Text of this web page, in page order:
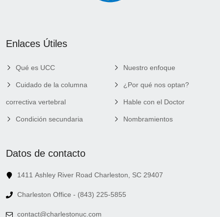
Enlaces Útiles
Qué es UCC
Cuidado de la columna
correctiva vertebral
Condición secundaria
Nuestro enfoque
¿Por qué nos optan?
Hable con el Doctor
Nombramientos
Datos de contacto
1411 Ashley River Road Charleston, SC 29407
Charleston Office - (843) 225-5855
contact@charlestonuc.com